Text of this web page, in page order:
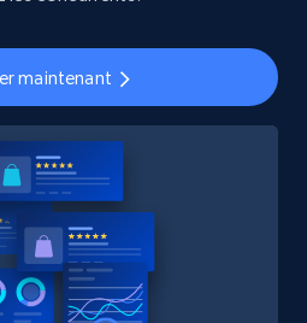
maintenant